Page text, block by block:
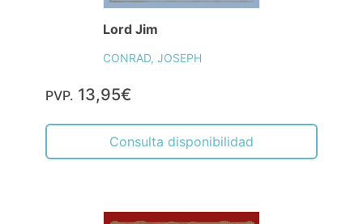
Lord Jim
CONRAD, JOSEPH
PVP. 13,95€
Consulta disponibilidad